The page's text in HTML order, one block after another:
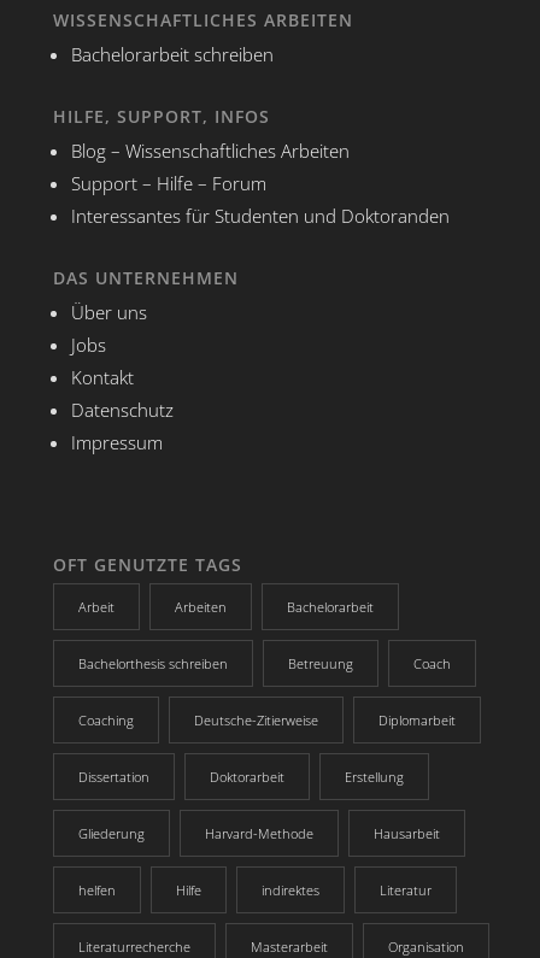
WISSENSCHAFTLICHES ARBEITEN
Bachelorarbeit schreiben
HILFE, SUPPORT, INFOS
Blog – Wissenschaftliches Arbeiten
Support – Hilfe – Forum
Interessantes für Studenten und Doktoranden
DAS UNTERNEHMEN
Über uns
Jobs
Kontakt
Datenschutz
Impressum
OFT GENUTZTE TAGS
Arbeit Arbeiten Bachelorarbeit
Bachelorthesis schreiben Betreuung Coach
Coaching Deutsche-Zitierweise Diplomarbeit
Dissertation Doktorarbeit Erstellung
Gliederung Harvard-Methode Hausarbeit
helfen Hilfe indirektes Literatur
Literaturrecherche Masterarbeit Organisation